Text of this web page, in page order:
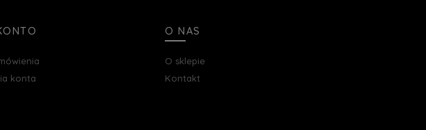
konta
O NAS
O sklepie
Kontakt